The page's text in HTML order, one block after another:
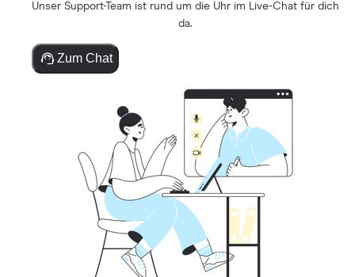
Unser Support-Team ist rund um die Uhr im Live-Chat für dich
da.
Zum Chat